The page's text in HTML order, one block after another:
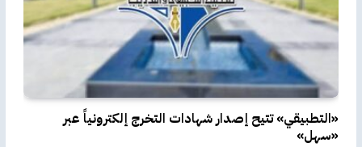
«التطبيقي» تتيح إصدار شهادات التخرج إلكترونياً عبر
«سهل»